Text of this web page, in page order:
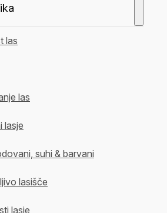
las
las
lasje
suhi & barvani
lasišče
lasje